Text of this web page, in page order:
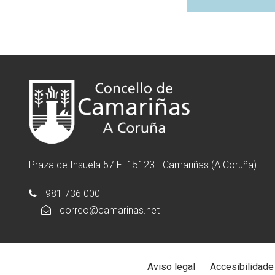
Praza de Insuela 57 E. 15123 - Camariñas (A Coruña)
981 736 000
correo@camarinas.net
Aviso legal Accesibilidade